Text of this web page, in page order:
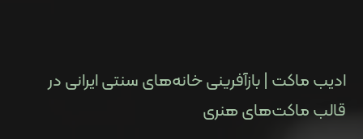
ادیب ماکت | بازآفرینی خانه‌های سنتی ایرانی در
قالب ماکت‌های هنری